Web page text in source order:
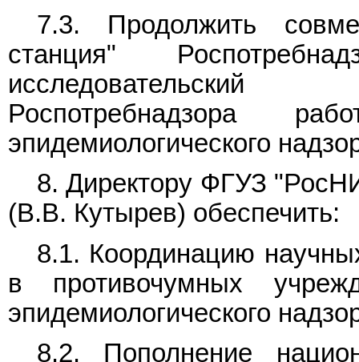
7.3. Продолжить
станция"
исследовательский
Роспотребнадзора
эпидемиологического
8. Директору ФГУЗ
(В.В. Кутырев) обеспечить:
8.1. Координацию
в противочумных
эпидемиологического
8.2. Пополнение